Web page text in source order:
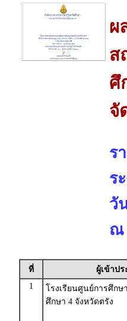
ผ
ส
ศึ
จั
ร
ร
วั
ณ
ที่
ผู้เข้าปร
1
โรงเรียนศูนย์การศึกษ
ศึกษา 4 จังหวัดตรัง